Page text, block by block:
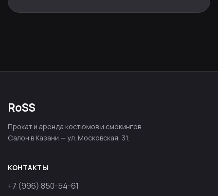
RoSS
Прокат и аренда костюмов и смокингов.
Салон в Казани — ул. Московская, 31.
КОНТАКТЫ
+7 (996) 850-54-61